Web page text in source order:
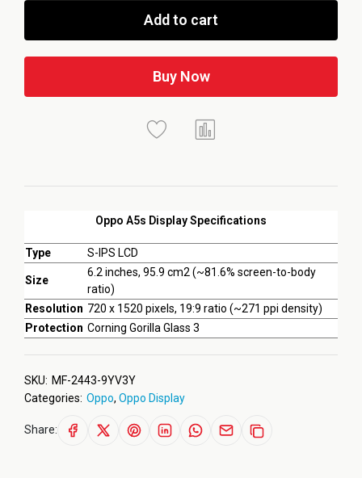
Oppo A5s Display Specifications
Type S-IPS LCD
Size
6.2 inches, 95.9 cm2 (~81.6% screen-to-body
ratio)
Resolution 720 x 1520 pixels, 19:9 ratio (~271 ppi density)
Protection Corning Gorilla Glass 3
Add to cart
Buy Now
SKU: MF-2443-9YV3Y
Categories: Oppo, Oppo Display
Share: